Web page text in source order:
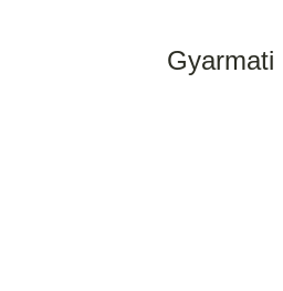
Gyarmati